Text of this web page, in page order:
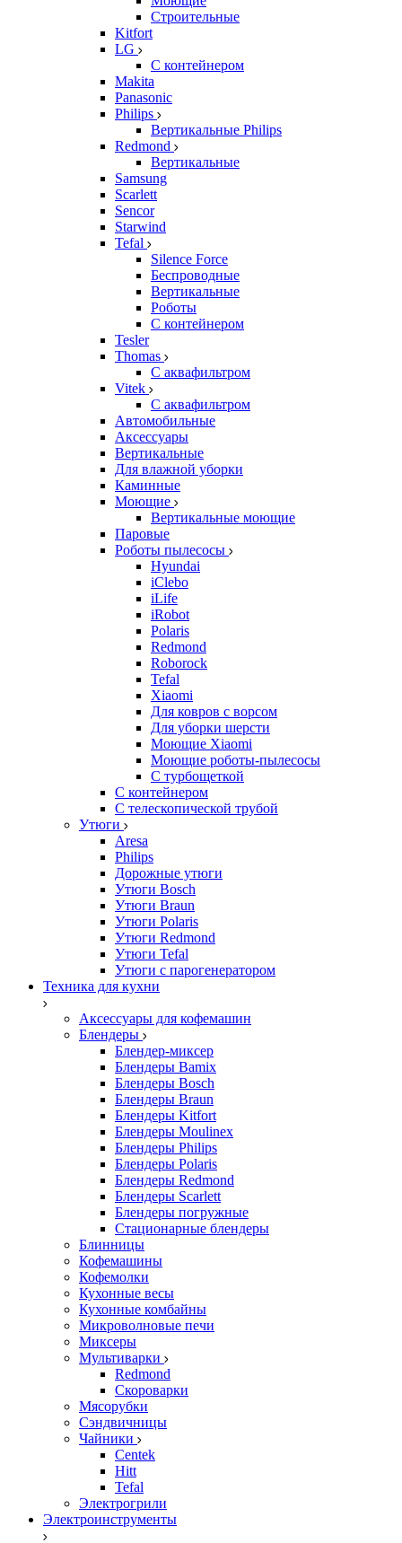
Строительные
Kitfort
LG
С контейнером
Makita
Panasonic
Philips
Вертикальные Philips
Redmond
Вертикальные
Samsung
Scarlett
Sencor
Starwind
Tefal
Silence Force
Беспроводные
Вертикальные
Роботы
С контейнером
Tesler
Thomas
С аквафильтром
Vitek
С аквафильтром
Автомобильные
Аксессуары
Вертикальные
Для влажной уборки
Каминные
Моющие
Вертикальные моющие
Паровые
Роботы пылесосы
Hyundai
iClebo
iLife
iRobot
Polaris
Redmond
Roborock
Tefal
Xiaomi
Для ковров с ворсом
Для уборки шерсти
Моющие Xiaomi
Моющие роботы-пылесосы
С турбощеткой
С контейнером
С телескопической трубой
Утюги
Aresa
Philips
Дорожные утюги
Утюги Bosch
Утюги Braun
Утюги Polaris
Утюги Redmond
Утюги Tefal
Утюги с парогенератором
Техника для кухни
Аксессуары для кофемашин
Блендеры
Блендер-миксер
Блендеры Bamix
Блендеры Bosch
Блендеры Braun
Блендеры Kitfort
Блендеры Moulinex
Блендеры Philips
Блендеры Polaris
Блендеры Redmond
Блендеры Scarlett
Блендеры погружные
Стационарные блендеры
Блинницы
Кофемашины
Кофемолки
Кухонные весы
Кухонные комбайны
Микроволновые печи
Миксеры
Мультиварки
Redmond
Скороварки
Мясорубки
Сэндвичницы
Чайники
Centek
Hitt
Tefal
Электрогрили
Электроинструменты